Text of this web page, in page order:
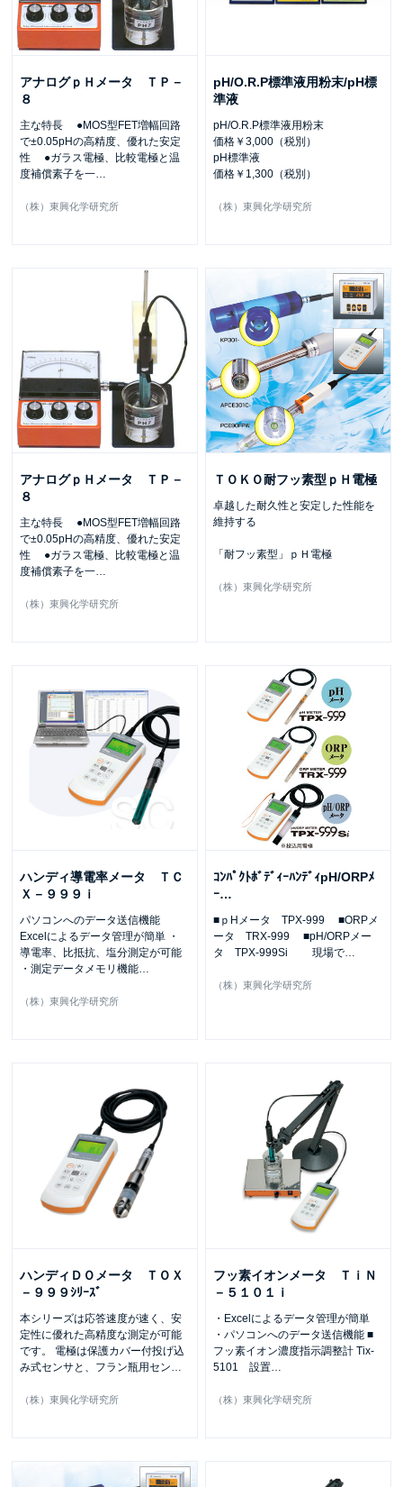
アナログｐＨメータ ＴＰ－
８
主な特長 ●MOS型FET増幅回路
で±0.05pHの高精度、優れた安定
性 ●ガラス電極、比較電極と温
度補償素子を一
（株）東興化学研究所
pH/O.R.P標準液用粉末/pH標
準液
pH/O.R.P標準液用粉末
価格￥3,000（税別）
pH標準液
価格￥1,300（税別）
（株）東興化学研究所
アナログｐＨメータ ＴＰ－
８
主な特長 ●MOS型FET増幅回路
で±0.05pHの高精度、優れた安定
性 ●ガラス電極、比較電極と温
度補償素子を一…
（株）東興化学研究所
ＴＯＫＯ耐フッ素型ｐＨ電極
卓越した耐久性と安定した性能を
維持する
「耐フッ素型」ｐＨ電極
（株）東興化学研究所
ハンディ導電率メータ ＴＣ
Ｘ－９９９ｉ
パソコンへのデータ送信機能
Excelによるデータ管理が簡単 ・
導電率、比抵抗、塩分測定が可能
・測定データメモリ機能…
（株）東興化学研究所
ｺﾝﾊﾟｸﾄﾎﾞﾃﾞｨｰﾊﾝﾃﾞｨpH/ORPﾒ
ｰ…
■ｐHメータ TPX-999 ■ORPメ
ータ TRX-999 ■pH/ORPメー
タ TPX-999Si 現場で…
（株）東興化学研究所
ハンディＤＯメータ ＴＯＸ
－９９９ｼﾘｰｽﾞ
本シリーズは応答速度が速く、安
定性に優れた高精度な測定が可能
です。 電極は保護カバー付投げ込
み式センサと、フラン瓶用セン
（株）東興化学研究所
フッ素イオンメータ ＴｉＮ
－５１０１ｉ
・Excelによるデータ管理が簡単
・パソコンへのデータ送信機能 ■
フッ素イオン濃度指示調整計 Tix-
5101 設置
（株）東興化学研究所